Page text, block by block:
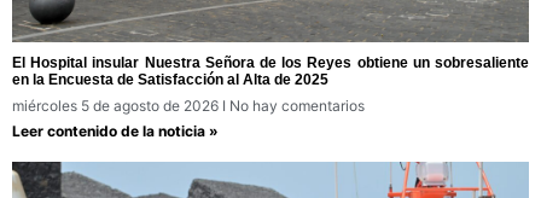
El Hospital insular Nuestra Señora de los Reyes obtiene un sobresaliente
en la Encuesta de Satisfacción al Alta de 2025
miércoles 5 de agosto de 2026
No hay comentarios
Leer contenido de la noticia »